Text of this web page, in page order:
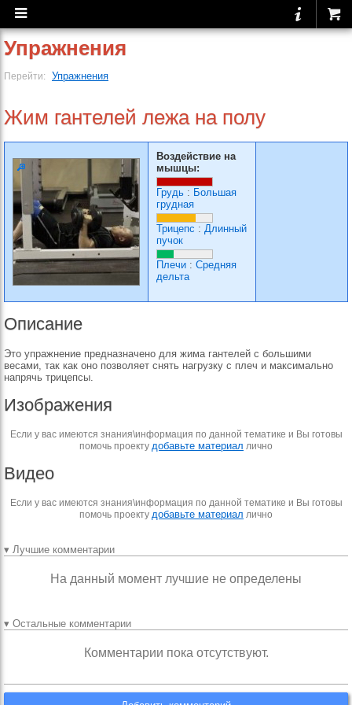
Упражнения
Перейти: Упражнения
Жим гантелей лежа на полу
Воздействие на
мышцы:
Грудь : Большая
грудная
Трицепс : Длинный
пучок
Плечи : Средняя
дельта
Описание
Это упражнение предназначено для жима гантелей с большими
весами, так как оно позволяет снять нагрузку с плеч и максимально
напрячь трицепсы.
Изображения
Если у вас имеются знания\информация по данной тематике и Вы готовы
помочь проекту добавьте материал лично
Видео
Если у вас имеются знания\информация по данной тематике и Вы готовы
помочь проекту добавьте материал лично
▾ Лучшие комментарии
На данный момент лучшие не определены
▾ Остальные комментарии
Комментарии пока отсутствуют.